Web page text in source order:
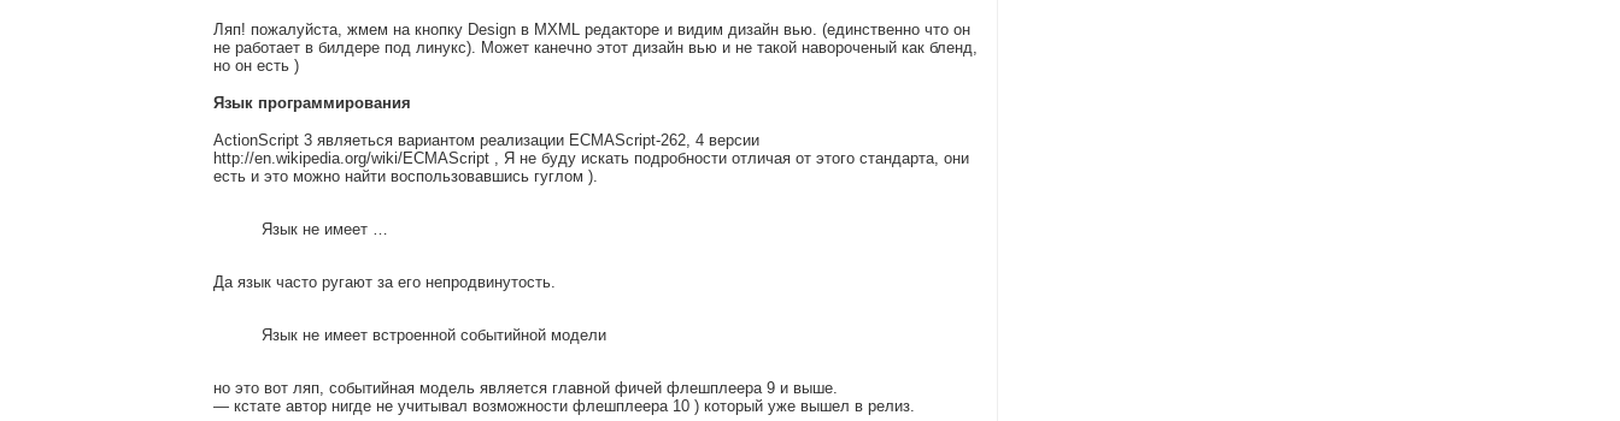
Ляп! пожалуйста, жмем на кнопку Design в MXML редакторе и видим дизайн вью. (единственно что он
не работает в билдере под линукс). Может канечно этот дизайн вью и не такой навороченый как бленд,
но он есть )
Язык программирования
ActionScript 3 являеться вариантом реализации ECMAScript-262, 4 версии
http://en.wikipedia.org/wiki/ECMAScript , Я не буду искать подробности отличая от этого стандарта, они
есть и это можно найти воспользовавшись гуглом ).
Язык не имеет …
Да язык часто ругают за его непродвинутость.
Язык не имеет встроенной событийной модели
но это вот ляп, событийная модель является главной фичей флешплеера 9 и выше.
— кстате автор нигде не учитывал возможности флешплеера 10 ) который уже вышел в релиз.